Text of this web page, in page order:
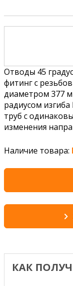
Отводы 45
фитинг с
диаметром 377
радиусом
труб с
изменения
Наличие товара:
КАК